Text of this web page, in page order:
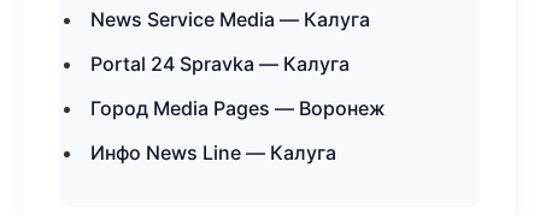
News Service Media — Калуга
Portal 24 Spravka — Калуга
Город Media Pages — Воронеж
Инфо News Line — Калуга